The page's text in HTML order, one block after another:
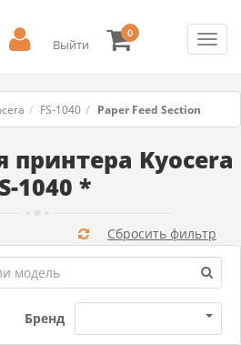
Выйти
0
FS-1040 Paper Feed Section
принтера Kyocera
1040 *
Бренд
Сбросить фильтр